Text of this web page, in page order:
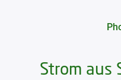
Strom aus